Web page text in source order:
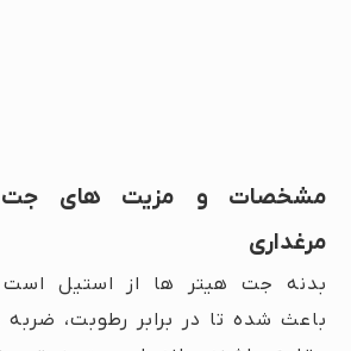
مشخصات و مزیت های جت
مرغداری
بدنه جت هیتر ها از استیل
باعث شده تا در برابر رطوبت، ضربه